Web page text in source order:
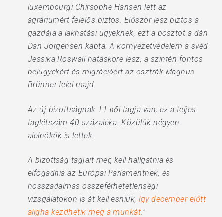
luxembourgi Chirsophe Hansen lett az
agráriumért felelős biztos. Először lesz biztos a
gazdája a lakhatási ügyeknek, ezt a posztot a dán
Dan Jorgensen kapta. A környezetvédelem a svéd
Jessika Roswall hatásköre lesz, a szintén fontos
belügyekért és migrációért az osztrák Magnus
Brünner felel majd.
Az új bizottságnak 11 női tagja van, ez a teljes
taglétszám 40 százaléka. Közülük négyen
alelnökök is lettek.
A bizottság tagjait meg kell hallgatnia és
elfogadnia az Európai Parlamentnek, és
hosszadalmas összeférhetetlenségi
vizsgálatokon is át kell esniük,így december előtt
aligha kezdhetik meg a munkát.”